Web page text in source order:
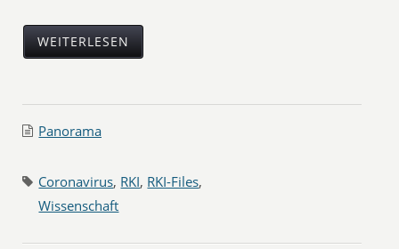
WEITERLESEN
Panorama
Coronavirus, RKI, RKI-Files,
Wissenschaft